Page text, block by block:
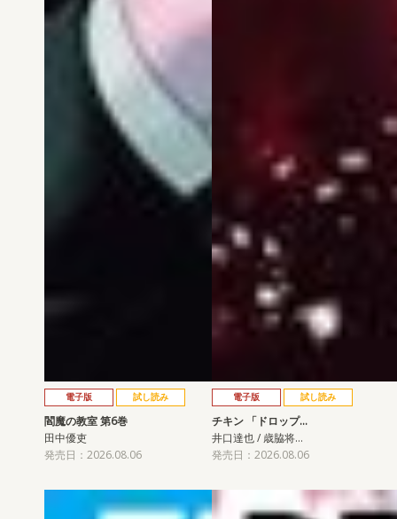
電子版 試し読み
閻魔の教室 第6巻
田中優吏
発売日：2026.08.06
電子版 試し読み
チキン 「ドロップ…
井口達也 / 歳脇将…
発売日：2026.08.06